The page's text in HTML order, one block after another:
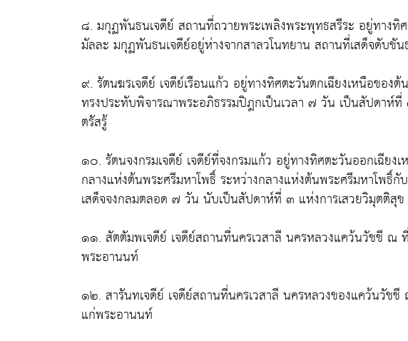
๘. มกุฏพันธนเจดีย์ สถานที่ถวายพระเพลิงพระพุทธสรีระ อยู่ทางทิ
มัลละ มกุฏพันธนเจดีย์อยู่ห่างจากสาลวโนทยาน สถานที่เสด็จดับขั
๙. รัตนฆรเจดีย์ เจดีย์เรือนแก้ว อยู่ทางทิศตะวันตกเฉียงเหนือของ
ทรงประทับพิจารณาพระอภิธรรมปิฎกเป็นเวลา ๗ วัน เป็นสัปดาห์
ตรัสรู้
๑๐. รัตนจงกรมเจดีย์ เจดีย์ที่จงกรมแก้ว อยู่ทางทิศตะวันออกเฉียง
กลางแห่งต้นพระศรีมหาโพธิ์ ระหว่างกลางแห่งต้นพระศรีมหาโพธิ์
เสด็จจงกลมตลอด ๗ วัน นับเป็นสัปดาห์ที่ ๓ แห่งการเสวยวิมุตติสุ
๑๑. สัตตัมพเจดีย์ เจดีย์สถานที่นครเวสาลี นครหลวงแคว้นวัชชี ณ
พระอานนท์
๑๒. สารันทเจดีย์ เจดีย์สถานที่นครเวสาลี นครหลวงของแคว้นวัช
แก่พระอานนท์